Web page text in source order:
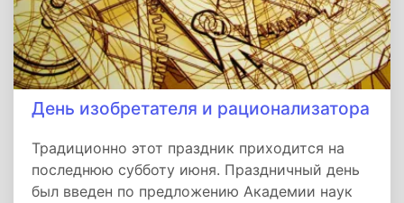
День изобретателя и рационализатора
Традиционно этот праздник приходится на
последнюю субботу июня. Праздничный день
был введен по предложению Академии наук